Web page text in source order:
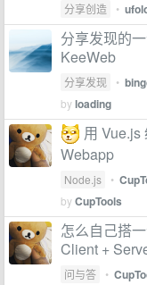
分享创造 •
分享发现的
KeeWeb
分享发现 •
byloading
用 Vue.js
Webapp
Node.js •
byCupTools
怎么自己搭
Client +
问与答 •